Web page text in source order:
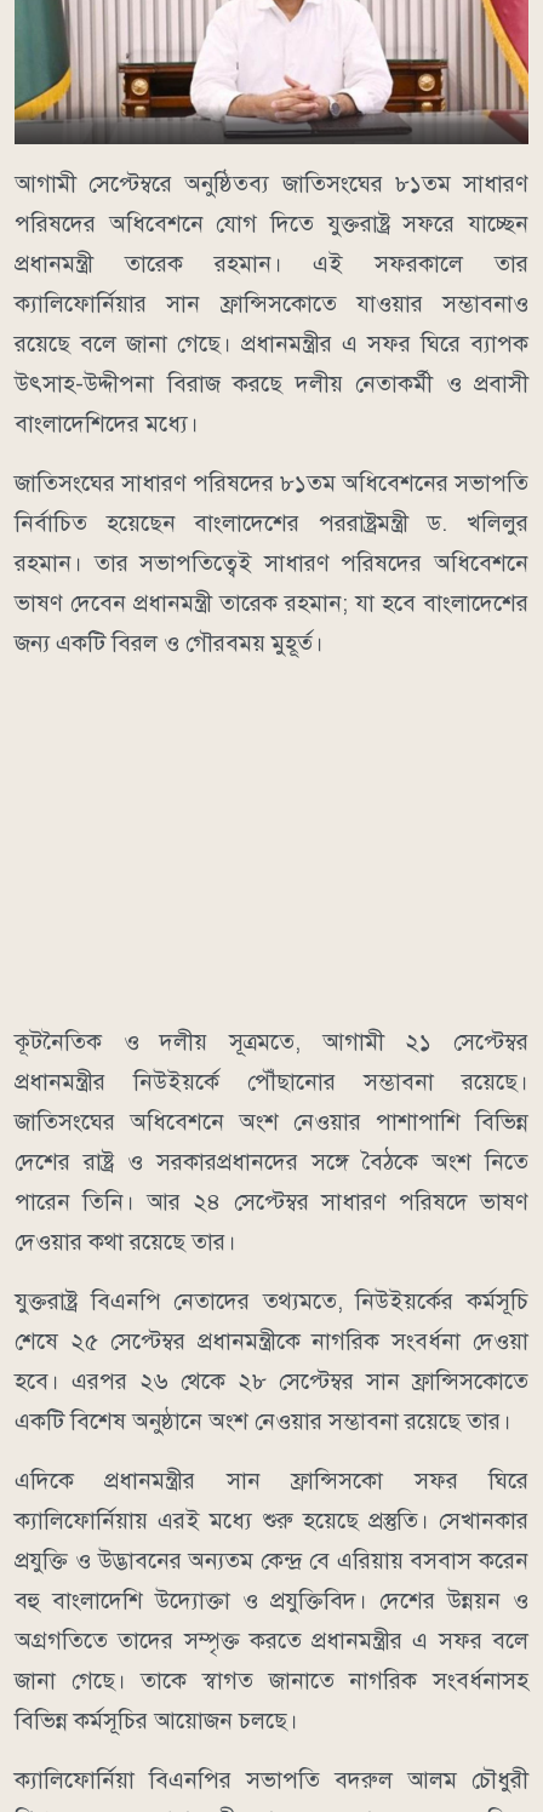
আগামী সেপ্টেম্বরে অনুষ্ঠিতব্য জাতিসংঘের ৮১তম সাধারণ
পরিষদের অধিবেশনে যোগ দিতে যুক্তরাষ্ট্র সফরে যাচ্ছেন
প্রধানমন্ত্রী তারেক রহমান। এই সফরকালে তার
ক্যালিফোর্নিয়ার সান ফ্রান্সিসকোতে যাওয়ার সম্ভাবনাও
রয়েছে বলে জানা গেছে। প্রধানমন্ত্রীর এ সফর ঘিরে ব্যাপক
উৎসাহ-উদ্দীপনা বিরাজ করছে দলীয় নেতাকর্মী ও প্রবাসী
বাংলাদেশিদের মধ্যে।
জাতিসংঘের সাধারণ পরিষদের ৮১তম অধিবেশনের সভাপতি
নির্বাচিত হয়েছেন বাংলাদেশের পররাষ্ট্রমন্ত্রী ড. খলিলুর
রহমান। তার সভাপতিত্বেই সাধারণ পরিষদের অধিবেশনে
ভাষণ দেবেন প্রধানমন্ত্রী তারেক রহমান; যা হবে বাংলাদেশের
জন্য একটি বিরল ও গৌরবময় মুহূর্ত।
কূটনৈতিক ও দলীয় সূত্রমতে, আগামী ২১ সেপ্টেম্বর
প্রধানমন্ত্রীর নিউইয়র্কে পৌঁছানোর সম্ভাবনা রয়েছে।
জাতিসংঘের অধিবেশনে অংশ নেওয়ার পাশাপাশি বিভিন্ন
দেশের রাষ্ট্র ও সরকারপ্রধানদের সঙ্গে বৈঠকে অংশ নিতে
পারেন তিনি। আর ২৪ সেপ্টেম্বর সাধারণ পরিষদে ভাষণ
দেওয়ার কথা রয়েছে তার।
যুক্তরাষ্ট্র বিএনপি নেতাদের তথ্যমতে, নিউইয়র্কের কর্মসূচি
শেষে ২৫ সেপ্টেম্বর প্রধানমন্ত্রীকে নাগরিক সংবর্ধনা দেওয়া
হবে। এরপর ২৬ থেকে ২৮ সেপ্টেম্বর সান ফ্রান্সিসকোতে
একটি বিশেষ অনুষ্ঠানে অংশ নেওয়ার সম্ভাবনা রয়েছে তার।
এদিকে প্রধানমন্ত্রীর সান ফ্রান্সিসকো সফর ঘিরে
ক্যালিফোর্নিয়ায় এরই মধ্যে শুরু হয়েছে প্রস্তুতি। সেখানকার
প্রযুক্তি ও উদ্ভাবনের অন্যতম কেন্দ্র বে এরিয়ায় বসবাস করেন
বহু বাংলাদেশি উদ্যোক্তা ও প্রযুক্তিবিদ। দেশের উন্নয়ন ও
অগ্রগতিতে তাদের সম্পৃক্ত করতে প্রধানমন্ত্রীর এ সফর বলে
জানা গেছে। তাকে স্বাগত জানাতে নাগরিক সংবর্ধনাসহ
বিভিন্ন কর্মসূচির আয়োজন চলছে।
ক্যালিফোর্নিয়া বিএনপির সভাপতি বদরুল আলম চৌধুরী